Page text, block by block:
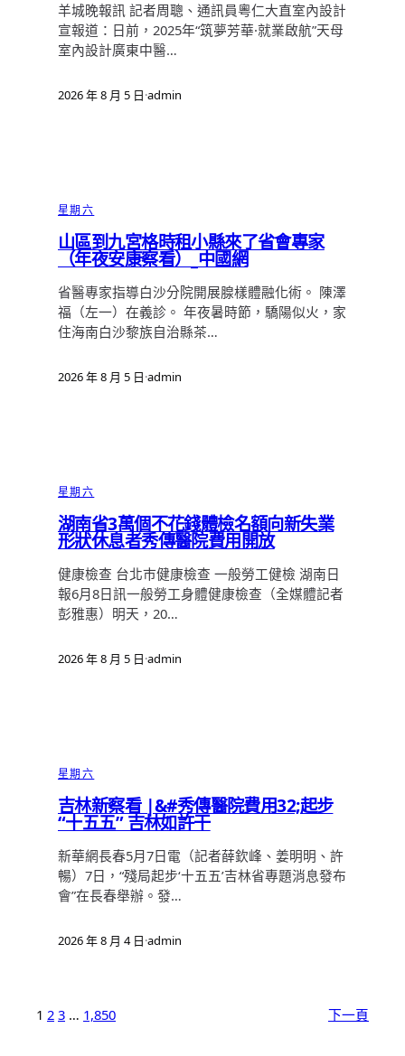
羊城晚報訊 記者周聰、通訊員粵仁大直室內設計
宣報道：日前，2025年“筑夢芳華·就業啟航”天母
室內設計廣東中醫…
2026 年 8 月 5 日·admin
星期六
山區到九宮格時租小縣來了省會專家
（年夜安康察看）_中國網
省醫專家指導白沙分院開展腺樣體融化術。 陳澤
福（左一）在義診。 年夜暑時節，驕陽似火，家
住海南白沙黎族自治縣茶…
2026 年 8 月 5 日·admin
星期六
湖南省3萬個不花錢體檢名額向新失業
形狀休息者秀傳醫院費用開放
健康檢查 台北巿健康檢查 一般勞工健檢 湖南日
報6月8日訊一般勞工身體健康檢查（全媒體記者
彭雅惠）明天，20…
2026 年 8 月 5 日·admin
星期六
吉林新察看 |&#秀傳醫院費用32;起步
“十五五” 吉林如許干
新華網長春5月7日電（記者薛欽峰、姜明明、許
暢）7日，“殘局起步‘十五五’吉林省專題消息發布
會”在長春舉辦。發…
2026 年 8 月 4 日·admin
1 2 3 … 1,850 下一頁